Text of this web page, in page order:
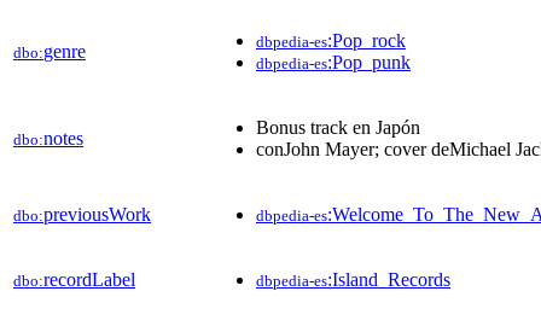
dbo:genre dbpedia-es:Pop_rock
dbpedia-es:Pop_punk
dbo:notes
Bonus track en Japón
conJohn Mayer; cover deMichael
dbo:previousWork dbpedia-es
dbo:recordLabel dbpedia-es:Island_Records